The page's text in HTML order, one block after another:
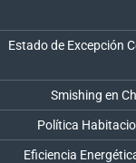
Estado de Excepción
Smishing en
Política
Eficiencia